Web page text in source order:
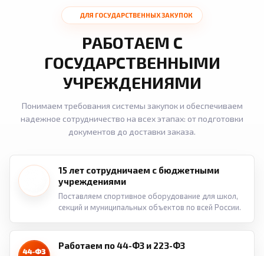
ДЛЯ ГОСУДАРСТВЕННЫХ ЗАКУПОК
РАБОТАЕМ С
ГОСУДАРСТВЕННЫМИ
УЧРЕЖДЕНИЯМИ
Понимаем требования системы закупок и обеспечиваем
надежное сотрудничество на всех этапах: от подготовки
документов до доставки заказа.
15 лет сотрудничаем с бюджетными
учреждениями
Поставляем спортивное оборудование для школ,
секций и муниципальных объектов по всей России.
Работаем по 44-ФЗ и 223-ФЗ